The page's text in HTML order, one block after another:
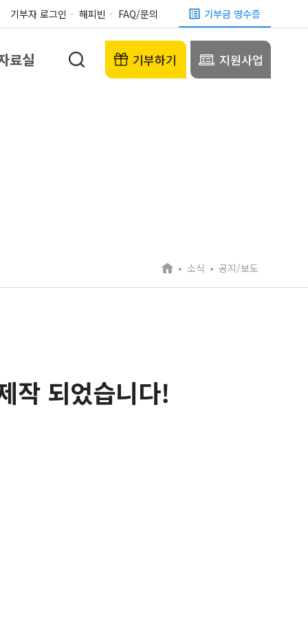
기부자 로그인 해피빈 FAQ/문의 기부금 영수증
료실 기부하기 지원사업
소식 공지/보도
작 되었습니다!